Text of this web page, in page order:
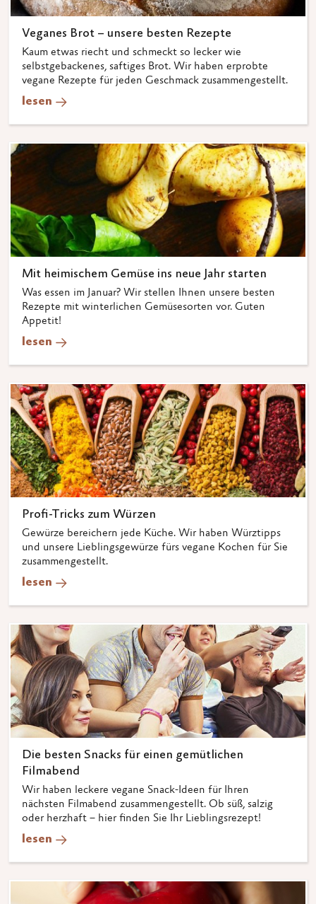
Veganes Brot – unsere besten Rezepte
Kaum etwas riecht und schmeckt so lecker wie
selbstgebackenes, saftiges Brot. Wir haben erprobte
vegane Rezepte für jeden Geschmack zusammengestellt.
lesen
Mit heimischem Gemüse ins neue Jahr starten
Was essen im Januar? Wir stellen Ihnen unsere besten
Rezepte mit winterlichen Gemüsesorten vor. Guten
Appetit!
lesen
Profi-Tricks zum Würzen
Gewürze bereichern jede Küche. Wir haben Würztipps
und unsere Lieblingsgewürze fürs vegane Kochen für Sie
zusammengestellt.
lesen
Die besten Snacks für einen gemütlichen
Filmabend
Wir haben leckere vegane Snack-Ideen für Ihren
nächsten Filmabend zusammengestellt. Ob süß, salzig
oder herzhaft – hier finden Sie Ihr Lieblingsrezept!
lesen